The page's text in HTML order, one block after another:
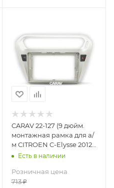
CARAV 22-127 (9 дюйм.
монтажная рамка для а/
м CITROEN C-Elysse 2012-
16 / PEUGEOT (301) 2012-16
Есть в наличии
Розничная цена
713₽